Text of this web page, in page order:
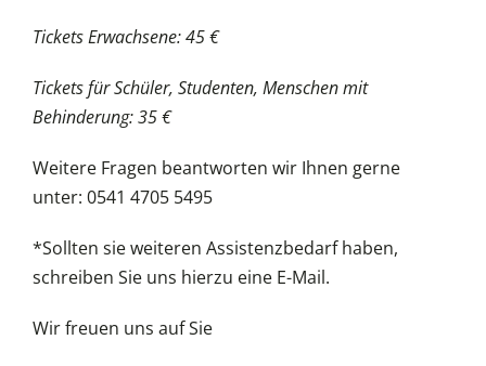
Tickets Erwachsene: 45 €
Tickets für Schüler, Studenten, Menschen mit
Behinderung: 35 €
Weitere Fragen beantworten wir Ihnen gerne
unter: 0541 4705 5495
*Sollten sie weiteren Assistenzbedarf haben,
schreiben Sie uns hierzu eine E-Mail.
Wir freuen uns auf Sie